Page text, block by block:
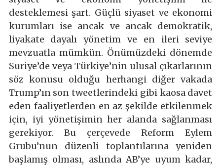
desteklemesi şart. Güçlü siyaset ve ekonomi
kurumları ise ancak ve ancak demokratik,
liyakate dayalı yönetim ve en ileri seviye
mevzuatla mümkün. Önümüzdeki dönemde
Suriye’de veya Türkiye’nin ulusal çıkarlarının
söz konusu olduğu herhangi diğer vakada
Trump’ın son tweetlerindeki gibi kaosa davet
eden faaliyetlerden en az şekilde etkilenmek
için, iyi yönetişimin her alanda sağlanması
gerekiyor. Bu çerçevede Reform Eylem
Grubu’nun düzenli toplantılarına yeniden
başlamış olması, aslında AB’ye uyum kadar,